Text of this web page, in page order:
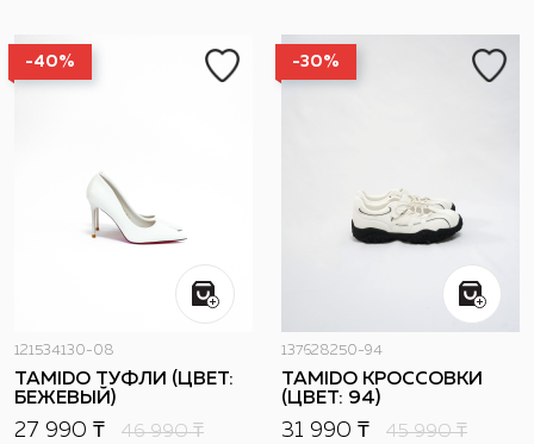
-40%
121534130-08
TAMIDO ТУФЛИ (ЦВЕТ:
БЕЖЕВЫЙ)
27 990 ₸ 46 990₸
-30%
137628250-94
TAMIDO КРОССОВКИ
(ЦВЕТ: 94)
31 990 ₸ 45 990₸